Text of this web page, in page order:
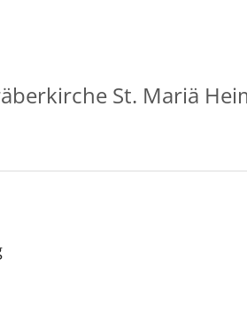
St. Mariä